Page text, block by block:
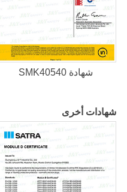
شهادة SMK40540
شهادات أخرى